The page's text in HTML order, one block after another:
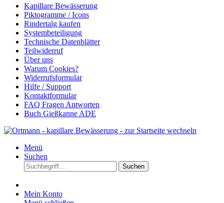
Kapillare Bewässerung
Piktogramme / Icons
Rindertalg kaufen
Systembeteiligung
Technische Datenblätter
Teilwiderruf
Über uns
Warum Cookies?
Widerrufsformular
Hilfe / Support
Kontaktformular
FAQ Fragen Antworten
Buch Gießkanne ADE
Menü
Suchen
Suchen
Mein Konto